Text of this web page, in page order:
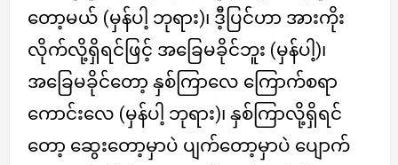
တော့မယ် (မှန်ပါ့ ဘုရား)၊ ဒီ့ပြင်ဟာ အားကိုး
လိုက်လို့ရှိရင်ဖြင့် အခြေမခိုင်ဘူး (မှန်ပါ့)၊
အခြေမခိုင်တော့ နှစ်ကြာလေ ကြောက်စရာ
ကောင်းလေ (မှန်ပါ့ ဘုရား)၊ နှစ်ကြာလို့ရှိရင်
တော့ ဆွေးတော့မှာပဲ ပျက်တော့မှာပဲ ပျောက်